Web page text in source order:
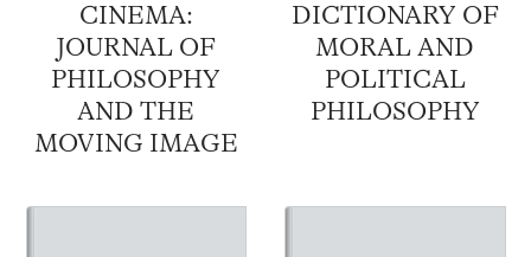
CINEMA:
JOURNAL OF
PHILOSOPHY
AND THE
MOVING IMAGE
DICTIONARY OF
MORAL AND
POLITICAL
PHILOSOPHY